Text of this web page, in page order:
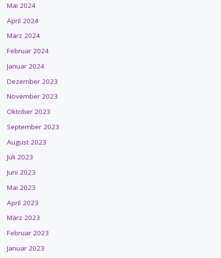
Mai 2024
April 2024
März 2024
Februar 2024
Januar 2024
Dezember 2023
November 2023
Oktober 2023
September 2023
August 2023
Juli 2023
Juni 2023
Mai 2023
April 2023
März 2023
Februar 2023
Januar 2023